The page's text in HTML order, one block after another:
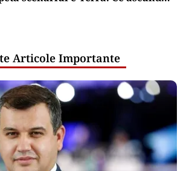
Articole Importante